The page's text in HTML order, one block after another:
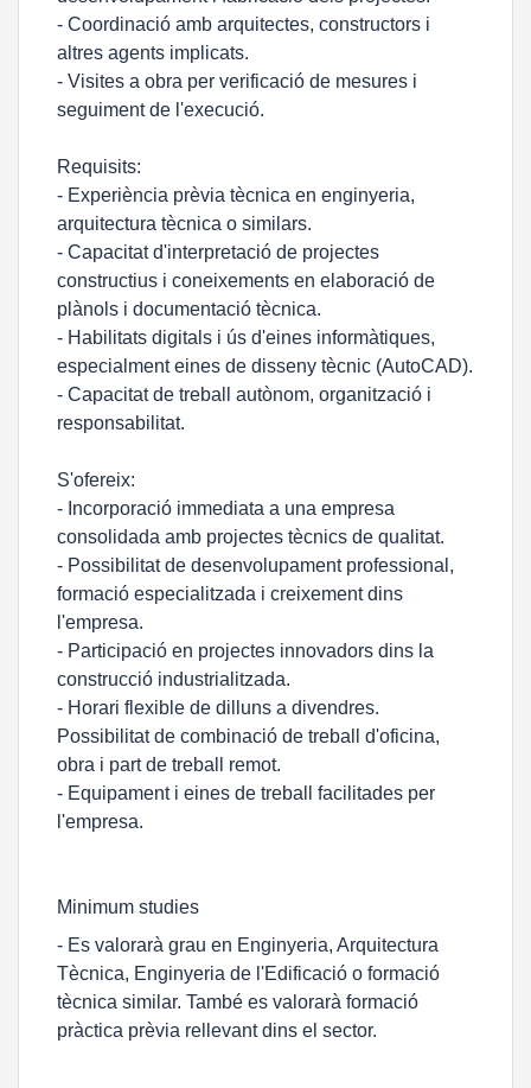
- Coordinació amb arquitectes, constructors i
altres agents implicats.
- Visites a obra per verificació de mesures i
seguiment de l'execució.
Requisits:
- Experiència prèvia tècnica en enginyeria,
arquitectura tècnica o similars.
- Capacitat d'interpretació de projectes
constructius i coneixements en elaboració de
plànols i documentació tècnica.
- Habilitats digitals i ús d'eines informàtiques,
especialment eines de disseny tècnic (AutoCAD).
- Capacitat de treball autònom, organització i
responsabilitat.
S'ofereix:
- Incorporació immediata a una empresa
consolidada amb projectes tècnics de qualitat.
- Possibilitat de desenvolupament professional,
formació especialitzada i creixement dins
l'empresa.
- Participació en projectes innovadors dins la
construcció industrialitzada.
- Horari flexible de dilluns a divendres.
Possibilitat de combinació de treball d'oficina,
obra i part de treball remot.
- Equipament i eines de treball facilitades per
l'empresa.
Minimum studies
- Es valorarà grau en Enginyeria, Arquitectura
Tècnica, Enginyeria de l'Edificació o formació
tècnica similar. També es valorarà formació
pràctica prèvia rellevant dins el sector.